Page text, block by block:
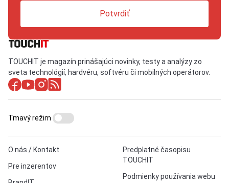
Potvrdiť
TOUCHIT je magazín prinášajúci novinky, testy a analýzy zo
sveta technológií, hardvéru, softvéru či mobilných operátorov.
O nás / Kontakt
Pre inzerentov
Predplatné časopisu
TOUCHIT
Podmienky používania webu
Tmavý režim